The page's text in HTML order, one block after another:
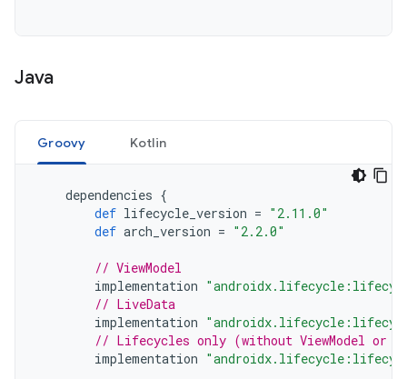
Java
Groovy Kotlin
dependencies {
def lifecycle_version = "2.11.0"
def arch_version = "2.2.0"
// ViewModel
implementation
// LiveData
implementation
// Lifecycles only (without ViewModel or
implementation